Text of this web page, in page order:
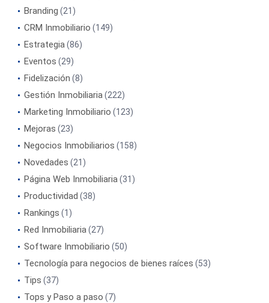
Branding (21)
CRM Inmobiliario (149)
Estrategia(86)
Eventos (29)
Fidelización (8)
Gestión Inmobiliaria(222)
Marketing Inmobiliario (123)
Mejoras (23)
Negocios Inmobiliarios (158)
Novedades (21)
Página Web Inmobiliaria(31)
Productividad (38)
Rankings (1)
Red Inmobiliaria(27)
Software Inmobiliario (50)
Tecnología para negocios de bienes raíces (53)
Tips (37)
Tops y Paso a paso (7)